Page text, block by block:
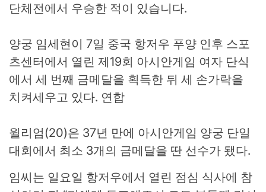
단체전에서 우승한 적이 있습니다.
양궁 임세현이 7일 중국 항저우 푸양 인후 스포
츠센터에서 열린 제19회 아시안게임 여자 단식
에서 세 번째 금메달을 획득한 뒤 세 손가락을
치켜세우고 있다. 연합
윌리엄(20)은 37년 만에 아시안게임 양궁 단일
대회에서 최소 3개의 금메달을 딴 선수가 됐다.
임씨는 일요일 항저우에서 열린 점심 식사에 참